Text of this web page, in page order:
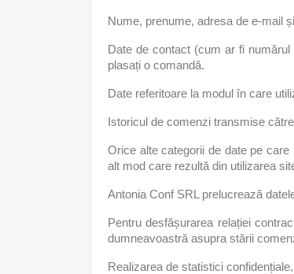
Nume, prenume, adresa de e-mail
Date de contact (cum ar fi
plasați o comandă.
Date referitoare la modul în care
Istoricul de comenzi transmise
Orice alte categorii de date pe
alt mod care rezultă din utilizarea
Antonia Conf SRL prelucrează
Pentru desfășurarea relației
dumneavoastră asupra stării
Realizarea de statistici